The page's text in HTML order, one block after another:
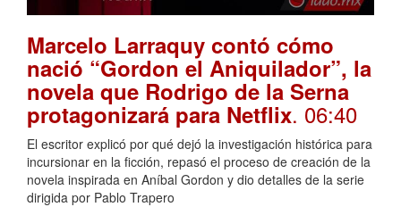
Marcelo Larraquy contó cómo
nació “Gordon el Aniquilador”, la
novela que Rodrigo de la Serna
protagonizará para Netflix. 06:40
El escritor explicó por qué dejó la investigación histórica para
incursionar en la ficción, repasó el proceso de creación de la
novela inspirada en Aníbal Gordon y dio detalles de la serie
dirigida por Pablo Trapero